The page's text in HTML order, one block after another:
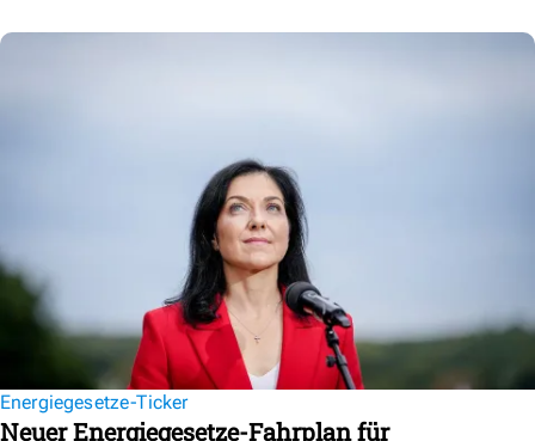
Energiegesetze-Ticker
Neuer Energiegesetze-Fahrplan für